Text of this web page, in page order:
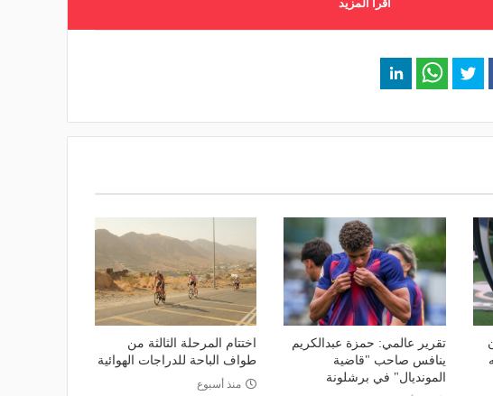
اقرأ المزيد
تقرير عالمي: حمزة عبدالكريم
ينافس صاحب "قاضية
المونديال" في برشلونة
اختتام المرحلة الثالثة من
طواف الباحة للدراجات الهوائية
منذ أسبوع